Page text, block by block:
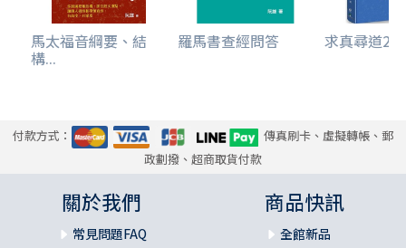
35 馬太福音18:1-14 論教會(1) 天國裡誰是最大，絆倒人的有
禍了，
饒恕與憐憫
馬太福音綱要、結
構...
羅馬書查經問答 求真尋道2
付款方式：
傳真刷卡、虛擬轉帳、郵
政劃撥、超商取貨付款
關於我們
常見問題FAQ
商品快訊
全館新品